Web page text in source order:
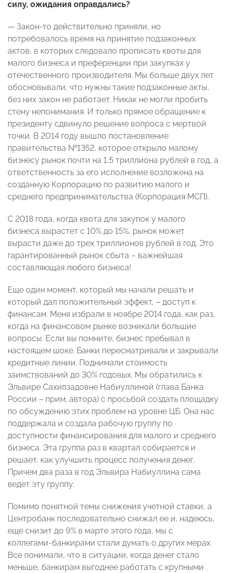
силу, ожидания оправдались?
— Закон-то действительно приняли, но
потребовалось время на принятие подзаконных
актов, в которых следовало прописать квоты для
малого бизнеса и преференции при закупках у
отечественного производителя. Мы больше двух лет
обосновывали, что нужны такие подзаконные акты,
без них закон не работает. Никак не могли пробить
стену непонимания. И только прямое обращение к
президенту сдвинуло решение вопроса с мертвой
точки. В 2014 году вышло постановление
правительства №1352, которое открыло малому
бизнесу рынок почти на 1,5 триллиона рублей в год, а
ответственность за его исполнение возложена на
созданную Корпорацию по развитию малого и
среднего предпринимательства (Корпорация МСП).
С 2018 года, когда квота для закупок у малого
бизнеса вырастет с 10% до 15%, рынок может
вырасти даже до трех триллионов рублей в год. Это
гарантированный рынок сбыта – важнейшая
составляющая любого бизнеса!
Еще один момент, который мы начали решать и
который дал положительный эффект, – доступ к
финансам. Меня избрали в ноябре 2014 года, как раз,
когда на финансовом рынке возникали большие
вопросы. Если вы помните, бизнес пребывал в
настоящем шоке. Банки пересматривали и закрывали
кредитные линии. Поднимали стоимость
заимствований до 30% годовых. Мы обратились к
Эльвире Сахипзадовне Набиуллиной (глава Банка
России – прим. автора) с просьбой создать площадку
по обсуждению этих проблем на уровне ЦБ. Она нас
поддержала и создала рабочую группу по
доступности финансирования для малого и среднего
бизнеса. Эта группа раз в квартал собирается и
решает, как улучшить процесс получения денег.
Причем два раза в год Эльвира Набиуллина сама
ведет эту группу.
Помимо понятной темы снижения учетной ставки, а
Центробанк последовательно снижал ее и, надеюсь,
еще снизит до 9% в марте этого года, мы с
коллегами-банкирами стали думать о других мерах.
Все понимали, что в ситуации, когда денег стало
меньше, банкирам выгоднее работать с крупными